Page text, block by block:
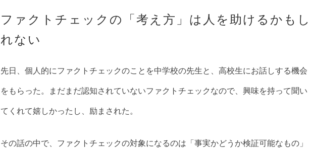
ファクトチェックの「考え方」は人を助けるかもし
れない
先日、個人的にファクトチェックのことを中学校の先生と、高校生にお話しする機会
をもらった。まだまだ認知されていないファクトチェックなので、興味を持って聞い
てくれて嬉しかったし、励まされた。
その話の中で、ファクトチェックの対象になるのは「事実かどうか検証可能なもの」